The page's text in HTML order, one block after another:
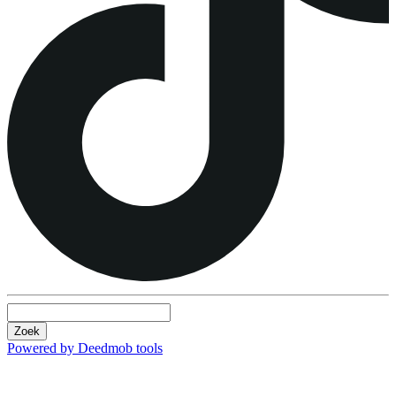
Zoek
Powered by Deedmob tools